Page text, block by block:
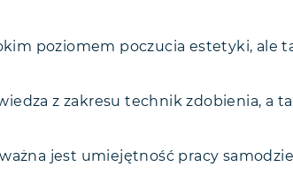
poziomem poczucia estetyki, ale
z zakresu technik zdobienia, a
jest umiejętność pracy